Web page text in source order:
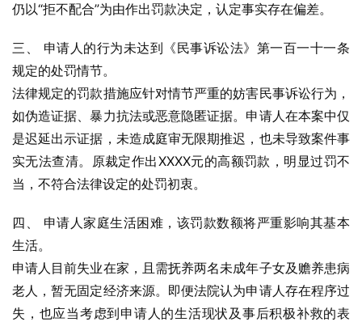
仍以“拒不配合”为由作出罚款决定，认定事实存在偏差。
三、 申请人的行为未达到《民事诉讼法》第一百一十一条
规定的处罚情节。
法律规定的罚款措施应针对情节严重的妨害民事诉讼行为，
如伪造证据、暴力抗法或恶意隐匿证据。申请人在本案中仅
是迟延出示证据，未造成庭审无限期推迟，也未导致案件事
实无法查清。原裁定作出XXXX元的高额罚款，明显过罚不
当，不符合法律设定的处罚初衷。
四、 申请人家庭生活困难，该罚款数额将严重影响其基本
生活。
申请人目前失业在家，且需抚养两名未成年子女及赡养患病
老人，暂无固定经济来源。即便法院认为申请人存在程序过
失，也应当考虑到申请人的生活现状及事后积极补救的表